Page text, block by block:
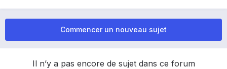
Commencer un nouveau sujet
Il n’y a pas encore de sujet dans ce forum